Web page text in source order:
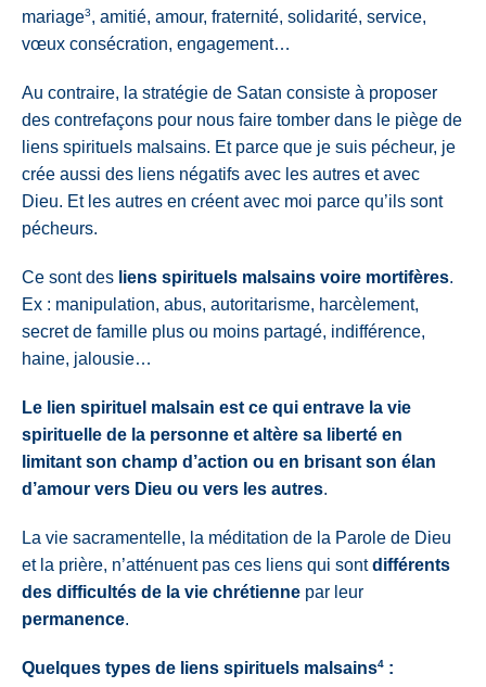
mariage3, amitié, amour, fraternité, solidarité, service,
vœux consécration, engagement…
Au contraire, la stratégie de Satan consiste à proposer
des contrefaçons pour nous faire tomber dans le piège de
liens spirituels malsains. Et parce que je suis pécheur, je
crée aussi des liens négatifs avec les autres et avec
Dieu. Et les autres en créent avec moi parce qu’ils sont
pécheurs.
Ce sont des liens spirituels malsains voire mortifères.
Ex : manipulation, abus, autoritarisme, harcèlement,
secret de famille plus ou moins partagé, indifférence,
haine, jalousie…
Le lien spirituel malsain est ce qui entrave la vie
spirituelle de la personne et altère sa liberté en
limitant son champ d’action ou en brisant son élan
d’amour vers Dieu ou vers les autres.
La vie sacramentelle, la méditation de la Parole de Dieu
et la prière, n’atténuent pas ces liens qui sontdifférents
des difficultés de la vie chrétienne par leur
permanence.
Quelques types de liens spirituels malsains4 :